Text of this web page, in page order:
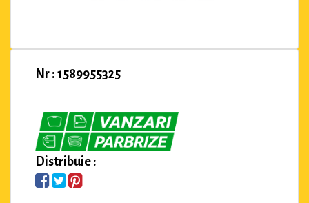
Nr : 1589955325
Distribuie :